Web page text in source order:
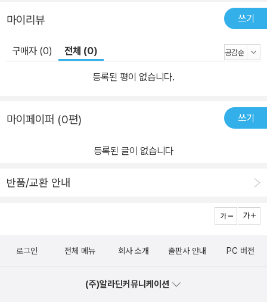
마이리뷰 쓰기
구매자 (0) 전체 (0)
등록된 평이 없습니다.
마이페이퍼 (0편) 쓰기
등록된 글이 없습니다
반품/교환 안내
로그인 전체 메뉴 회사 소개 출판사 안내 PC 버전
(주)알라딘커뮤니케이션